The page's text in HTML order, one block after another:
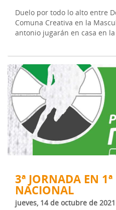
Duelo por todo lo alto entre
Comuna Creativa en la
antonio jugarán en casa en la
3ª JORNADA EN
NACIONAL
jueves, 14 de octubre de 2021